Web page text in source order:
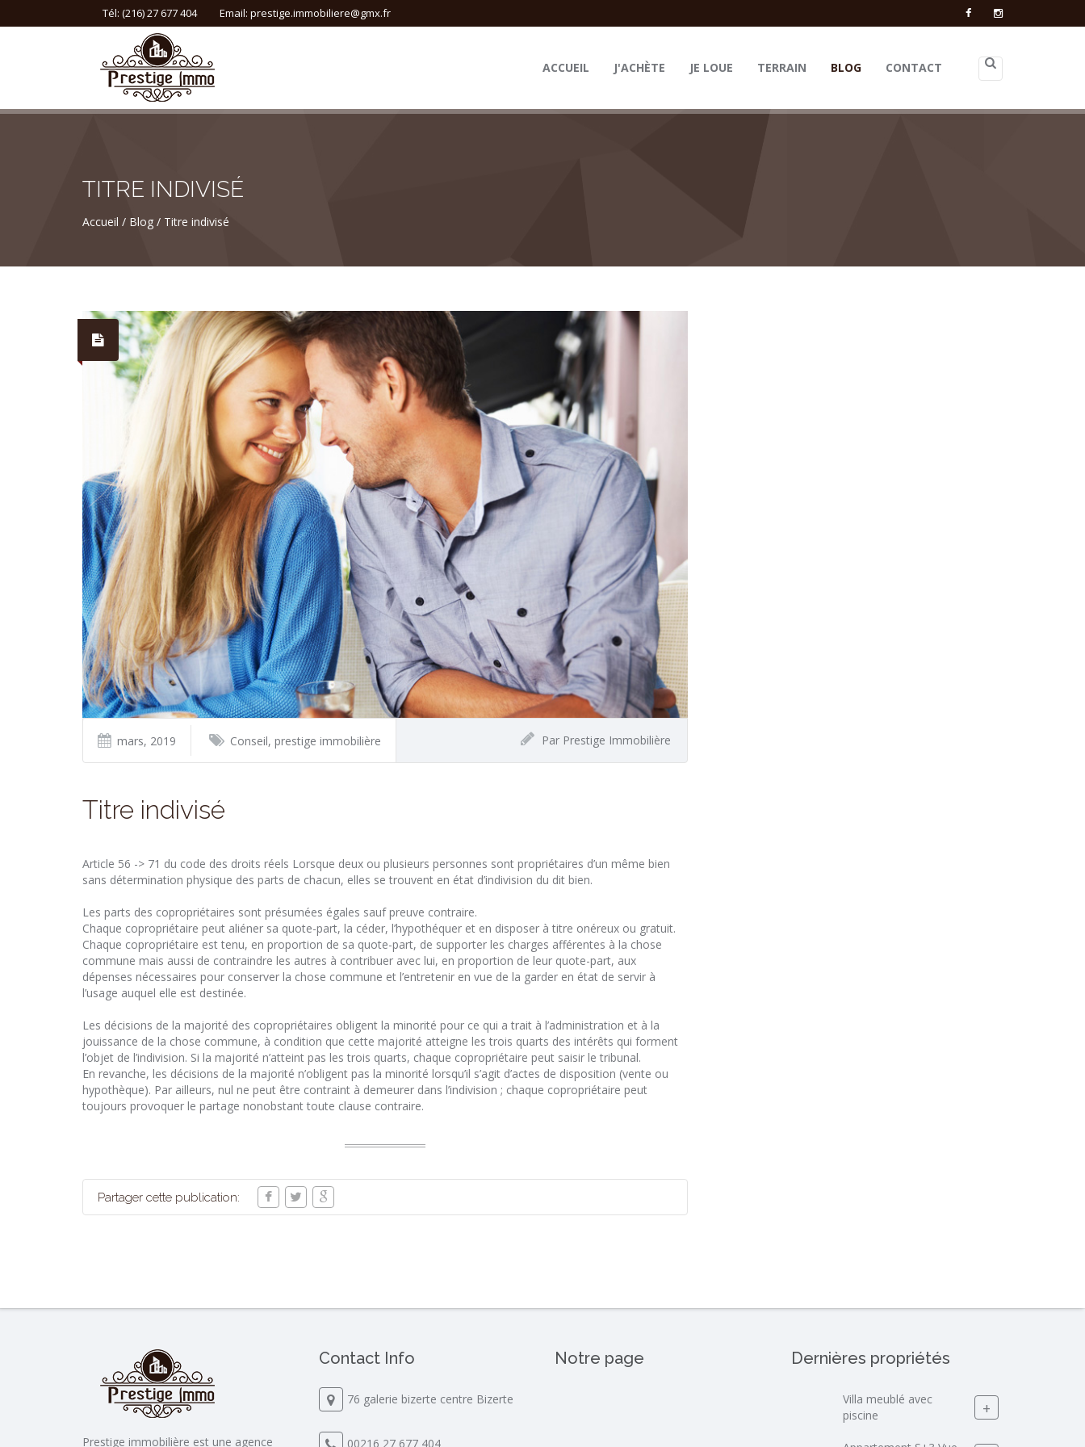
Tél: (216) 27 677 404 Email: prestige.immobiliere@gmx.fr
ACCUEIL J'ACHÈTE JE LOUE TERRAIN BLOG CONTACT
TITRE INDIVISÉ
Accueil Blog Titre indivisé
mars, 2019 Conseil, prestige immobilière Par Prestige Immobilière
Titre indivisé
Article 56 -> 71 du code des droits réels Lorsque deux ou plusieurs personnes sont propriétaires d’un même bien
sans détermination physique des parts de chacun, elles se trouvent en état d’indivision du dit bien.
Les parts des copropriétaires sont présumées égales sauf preuve contraire.
Chaque copropriétaire peut aliéner sa quote-part, la céder, l’hypothéquer et en disposer à titre onéreux ou gratuit.
Chaque copropriétaire est tenu, en proportion de sa quote-part, de supporter les charges afférentes à la chose
commune mais aussi de contraindre les autres à contribuer avec lui, en proportion de leur quote-part, aux
dépenses nécessaires pour conserver la chose commune et l’entretenir en vue de la garder en état de servir à
l’usage auquel elle est destinée.
Les décisions de la majorité des copropriétaires obligent la minorité pour ce qui a trait à l’administration et à la
jouissance de la chose commune, à condition que cette majorité atteigne les trois quarts des intérêts qui forment
l’objet de l’indivision. Si la majorité n’atteint pas les trois quarts, chaque copropriétaire peut saisir le tribunal.
En revanche, les décisions de la majorité n’obligent pas la minorité lorsqu’il s’agit d’actes de disposition (vente ou
hypothèque). Par ailleurs, nul ne peut être contraint à demeurer dans l’indivision ; chaque copropriétaire peut
toujours provoquer le partage nonobstant toute clause contraire.
Partager cette publication:
Prestige immobilière est une agence
Contact Info
76 galerie bizerte centre Bizerte
00216 27 677 404
Notre page Dernières propriétés
Villa meublé avec
piscine
+